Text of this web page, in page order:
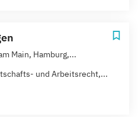
Main, Hamburg,...
und Arbeitsrecht,...